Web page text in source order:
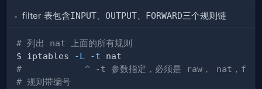
filter 表包含INPUT、 OUTPUT、 FORWARD三个规则链
# 列出 nat 上面的所有规则
$ iptables
-L -t
#            ^ -t 参数指定，必须是 raw， nat，filter
# 规则带编号